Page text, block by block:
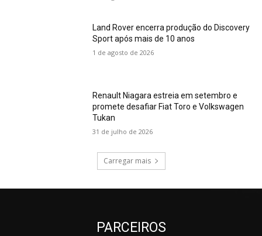
Land Rover encerra produção do Discovery
Sport após mais de 10 anos
1 de agosto de 2026
Renault Niagara estreia em setembro e
promete desafiar Fiat Toro e Volkswagen
Tukan
31 de julho de 2026
Carregar mais
PARCEIROS